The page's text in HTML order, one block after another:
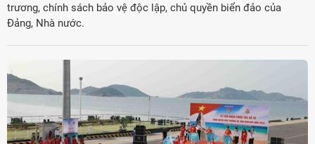
trương, chính sách bảo vệ độc lập, chủ quyền biển đảo của
Đảng, Nhà nước.